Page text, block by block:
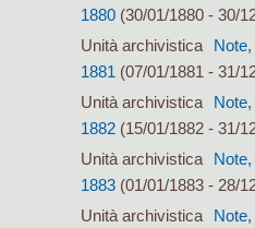
1880 (30/01/1880 - 30/
Unità archivistica
1881 (07/01/1881 - 31/
Unità archivistica
1882 (15/01/1882 - 31/
Unità archivistica
1883 (01/01/1883 - 28/
Unità archivistica